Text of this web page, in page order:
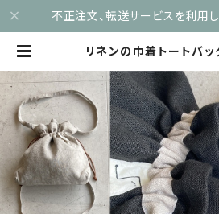
不正注文、転送サービスを利用
リネンの巾着トートバ